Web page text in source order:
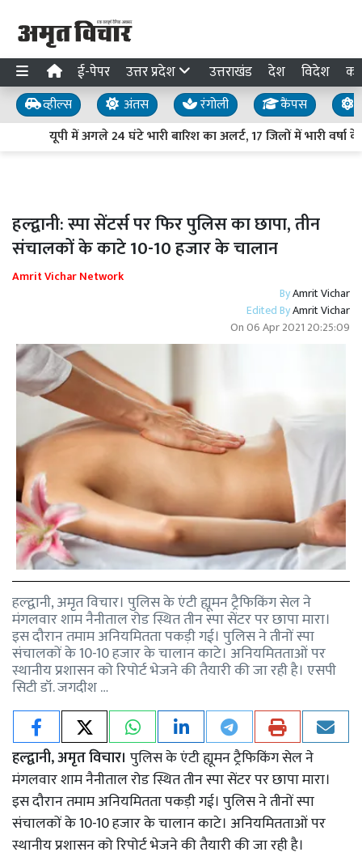
ई-पेपर उत्तर प्रदेश उत्तराखंड देश विदेश
व्हील्स अंतस रंगोली कैंपस
यूपी में अगले 24 घंटे भारी बारिश का अलर्ट, 17 जिलों में भारी
हल्द्वानी: स्पा सेंटर्स पर फिर पुलिस का छापा, तीन
संचालकों के काटे 10-10 हजार के चालान
Amrit Vichar Network
ByAmrit Vichar
Edited ByAmrit Vichar
On06 Apr 2021 20:25:09
हल्द्वानी, अमृत विचार। पुलिस के एंटी ह्यूमन ट्रैफिकिंग सेल ने
मंगलवार शाम नैनीताल रोड स्थित तीन स्पा सेंटर पर छापा मारा।
इस दौरान तमाम अनियमितता पकड़ी गई। पुलिस ने तीनों स्पा
संचालकों के 10-10 हजार के चालान काटे। अनियमितताओं पर
स्थानीय प्रशासन को रिपोर्ट भेजने की तैयारी की जा रही है। एसपी
सिटी डॉ. जगदीश …
हल्द्वानी, अमृत विचार। पुलिस के एंटी ह्यूमन ट्रैफिकिंग सेल ने
मंगलवार शाम नैनीताल रोड स्थित तीन स्पा सेंटर पर छापा मारा।
इस दौरान तमाम अनियमितता पकड़ी गई। पुलिस ने तीनों स्पा
संचालकों के 10-10 हजार के चालान काटे। अनियमितताओं पर
स्थानीय प्रशासन को रिपोर्ट भेजने की तैयारी की जा रही है।